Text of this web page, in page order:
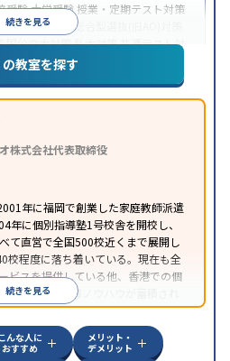
続きを見る
受験大学受験 授業・定期テスト対策
学習習慣の定着
総合型選抜(旧AO)対策
国公立大対策私大対策共通テスト対
定)対策漢検(漢字検定)対策
に対応授業の振替可能不登校生に対
タブレットを利用
能
教室を探す
株式会社代表取締役
年に福岡で創業した家庭教師派遣
年に個別指導塾1号校舎を開校し、
て直営で全国500校近くまで展開し
校程度に落ち着いている。現在も全
ビスを提供している他、香港での個
、汎用的な指導ノウハウが蓄積され
続きを見る
こんな人に
おすすめ
メリット・
デメリット